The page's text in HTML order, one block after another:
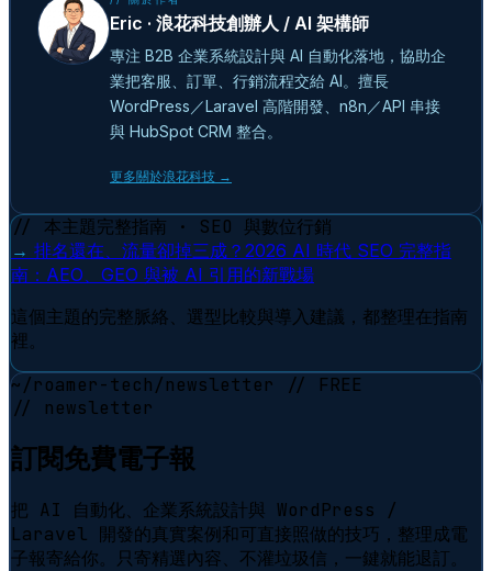
Eric · 浪花科技創辦人 / AI 架構師
專注 B2B 企業系統設計與 AI 自動化落地，協助企
業把客服、訂單、行銷流程交給 AI。擅長
WordPress／Laravel 高階開發、n8n／API 串接
與 HubSpot CRM 整合。
更多關於浪花科技 →
// 本主題完整指南 · SEO 與數位行銷
→ 排名還在、流量卻掉三成？2026 AI 時代 SEO 完整指
南：AEO、GEO 與被 AI 引用的新戰場
這個主題的完整脈絡、選型比較與導入建議，都整理在指南
裡。
~/roamer-tech/newsletter
// FREE
// newsletter
訂閱免費電子報
把 AI 自動化、企業系統設計與 WordPress /
Laravel 開發的真實案例和可直接照做的技巧，整理成電
子報寄給你。只寄精選內容、不灌垃圾信，一鍵就能退訂。